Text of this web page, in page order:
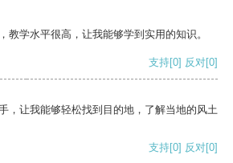
教学水平很高，让我能够学到实用的知识。
支持[0] 反对[0]
，让我能够轻松找到目的地，了解当地的风土
支持[0] 反对[0]